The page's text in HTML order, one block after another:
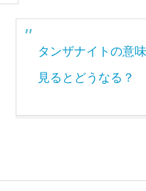
タンザナイトの意
見るとどうなる？